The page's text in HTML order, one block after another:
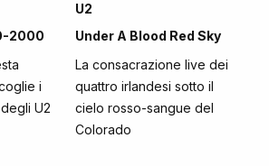
2000
i
U2
U2
Under A Blood Red Sky
La consacrazione live dei
quattro irlandesi sotto il
cielo rosso-sangue del
Colorado